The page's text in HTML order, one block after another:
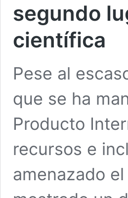
segundo
científica
Pese al
que se ha
Producto
recursos e
amenazado